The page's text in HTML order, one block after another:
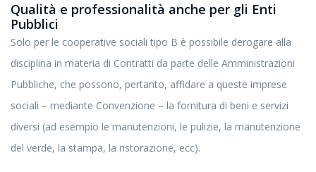
Qualità e professionalità anche per gli Enti
Pubblici
Solo per le cooperative sociali tipo B è possibile derogare alla
disciplina in materia di Contratti da parte delle Amministrazioni
Pubbliche, che possono, pertanto, affidare a queste imprese
sociali – mediante Convenzione – la fornitura di beni e servizi
diversi (ad esempio le manutenzioni, le pulizie, la manutenzione
del verde, la stampa, la ristorazione, ecc).